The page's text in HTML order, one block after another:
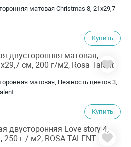
матовая Christmas 8, 21х29,7
Купить
матовая, Нежность цветов 3,
Купить